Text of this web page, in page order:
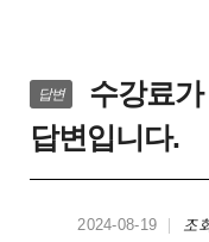
답변
수강료
답변입니다.
2024-08-19 조